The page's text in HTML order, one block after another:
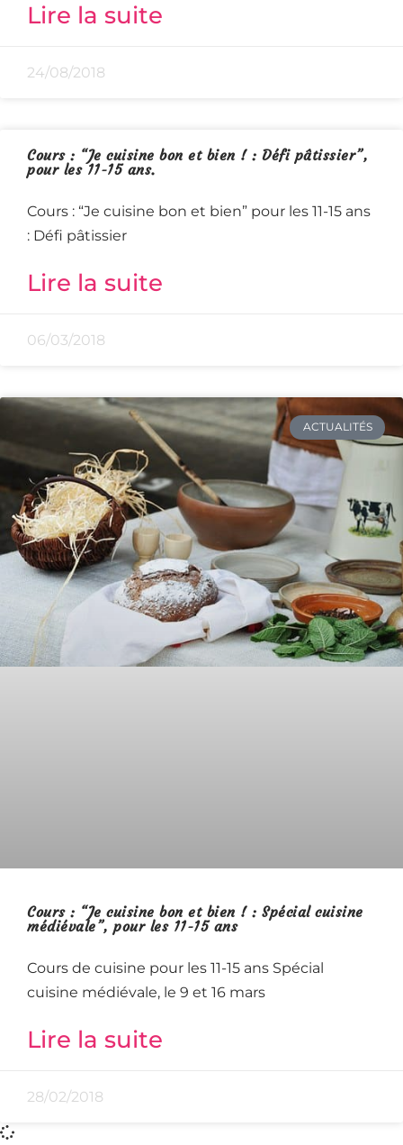
Lire la suite
24/08/2018
Cours : “Je cuisine bon et bien ! : Défi pâtissier”,
pour les 11-15 ans.
Cours : “Je cuisine bon et bien” pour les 11-15 ans
: Défi pâtissier
Lire la suite
06/03/2018
ACTUALITÉS
Cours : “Je cuisine bon et bien ! : Spécial cuisine
médiévale”, pour les 11-15 ans
Cours de cuisine pour les 11-15 ans Spécial
cuisine médiévale, le 9 et 16 mars
Lire la suite
28/02/2018